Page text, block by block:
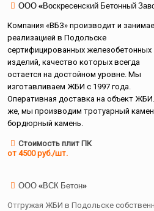
ООО «Воскресенский Бетонный
Компания «ВБЗ» производит и
реализацией в Подольске
сертифицированных железобетонных
изделий, качество которых всегда
остается на достойном уровне. Мы
изготавливаем ЖБИ с 1997 года.
Оперативная доставка на объект
же, мы производим тротуарный
бордюрный камень.
Стоимость плит ПК
от 4500 руб./шт.
ООО «ВСК Бетон»
Отгружая ЖБИ в Подольске